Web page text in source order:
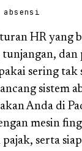
HR yang
dan
sering tak
sistem
Anda di
mesin
pajak, serta